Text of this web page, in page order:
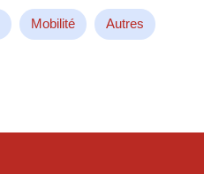
Mobilité Autres